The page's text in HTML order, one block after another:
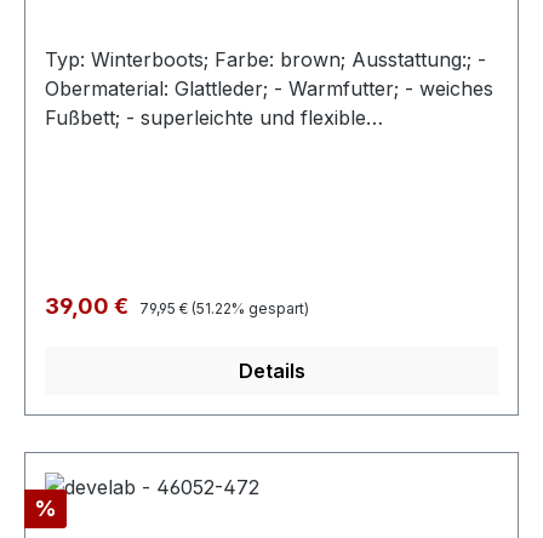
Typ: Winterboots; Farbe: brown; Ausstattung:; -
Obermaterial: Glattleder; - Warmfutter; - weiches
Fußbett; - superleichte und flexible
Verkaufspreis:
39,00 € Regulärer Preis:
79,95 € (51.22% gespart)
Details
Rabatt
%